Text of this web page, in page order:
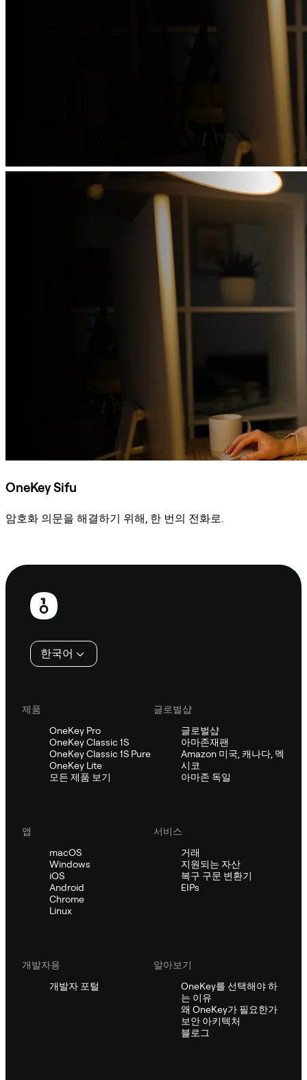
OneKey Sifu
암호화 의문을 해결하기 위해, 한 번의 전화로.
보
한국어
제품
OneKey Pro
OneKey Classic 1S
OneKey Classic 1S Pure
OneKey Lite
모든 제품 보기
글로벌샵
글로벌샵
아마존재팬
Amazon 미국, 캐나다, 멕
시코
아마존 독일
앱
macOS
Windows
iOS
Android
Chrome
Linux
서비스
거래
지원되는 자산
복구 구문 변환기
EIPs
개발자용
개발자 포털
알아보기
OneKey를 선택해야 하
는 이유
왜 OneKey가 필요한가
보안 아키텍처
블로그